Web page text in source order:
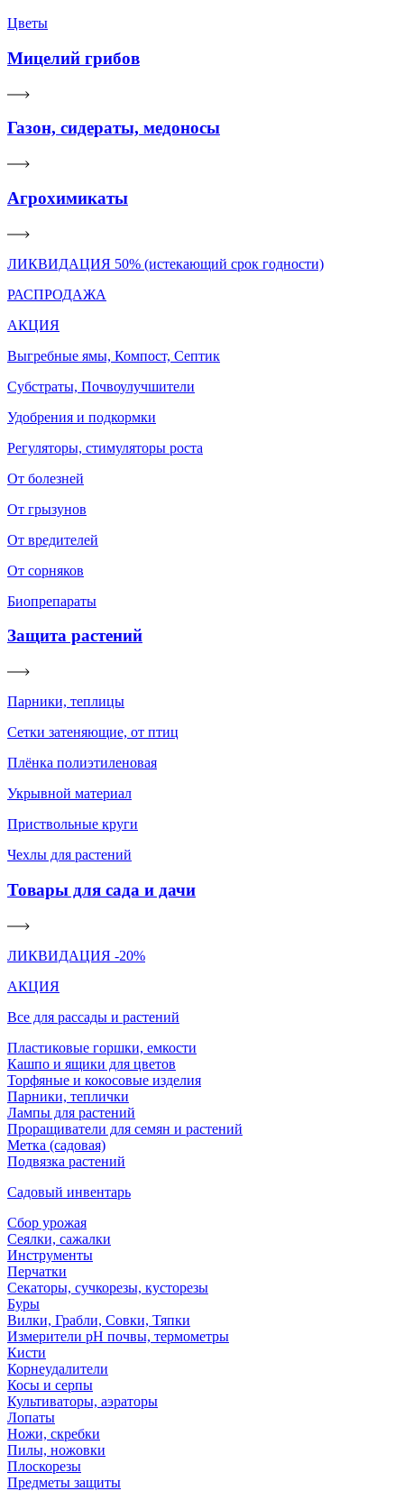
Цветы
Мицелий грибов
Газон, сидераты, медоносы
Агрохимикаты
ЛИКВИДАЦИЯ 50% (истекающий срок годности)
РАСПРОДАЖА
АКЦИЯ
Выгребные ямы, Компост, Септик
Субстраты, Почвоулучшители
Удобрения и подкормки
Регуляторы, стимуляторы роста
От болезней
От грызунов
От вредителей
От сорняков
Биопрепараты
Защита растений
Парники, теплицы
Сетки затеняющие, от птиц
Плёнка полиэтиленовая
Укрывной материал
Приствольные круги
Чехлы для растений
Товары для сада и дачи
ЛИКВИДАЦИЯ -20%
АКЦИЯ
Все для рассады и растений
Пластиковые горшки, емкости
Кашпо и ящики для цветов
Торфяные и кокосовые изделия
Парники, теплички
Лампы для растений
Проращиватели для семян и растений
Метка (садовая)
Подвязка растений
Садовый инвентарь
Сбор урожая
Сеялки, сажалки
Инструменты
Перчатки
Секаторы, сучкорезы, кусторезы
Буры
Вилки, Грабли, Совки, Тяпки
Измерители pH почвы, термометры
Кисти
Корнеудалители
Косы и серпы
Культиваторы, аэраторы
Лопаты
Ножи, скребки
Пилы, ножовки
Плоскорезы
Предметы защиты